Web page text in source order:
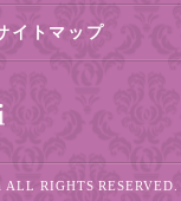
イトマップ
RIGHTS RESERVED.